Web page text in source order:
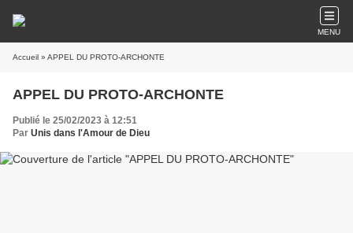
MENU
Accueil » APPEL DU PROTO-ARCHONTE
APPEL DU PROTO-ARCHONTE
Publié le 25/02/2023 à 12:51
Par Unis dans l'Amour de Dieu